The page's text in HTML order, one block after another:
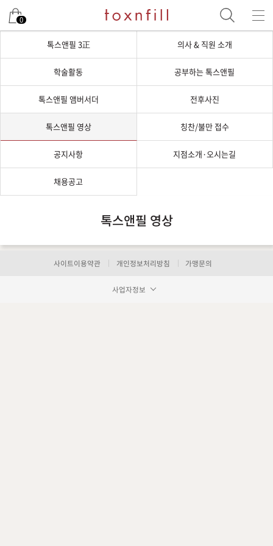
0
톡스앤필 3正 의사 & 직원 소개
학술활동 공부하는 톡스앤필
톡스앤필 앰버서더 전후사진
톡스앤필 영상 칭찬/불만 접수
공지사항 지점소개·오시는길
채용공고
톡스앤필 영상
사이트이용약관 개인정보처리방침 가맹문의
사업자정보